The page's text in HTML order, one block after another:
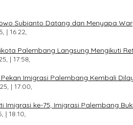
Subianto Datang dan Menyapa
| 16:22,
Palembang Langsung Mengikuti
| 17:58,
Imigrasi Palembang Kembali
| 17:00,
Imigrasi ke-75, Imigrasi Palembang
| 18:10,